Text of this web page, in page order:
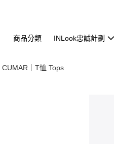
商品分類 INLook忠誠計劃
CUMAR｜T恤 Tops